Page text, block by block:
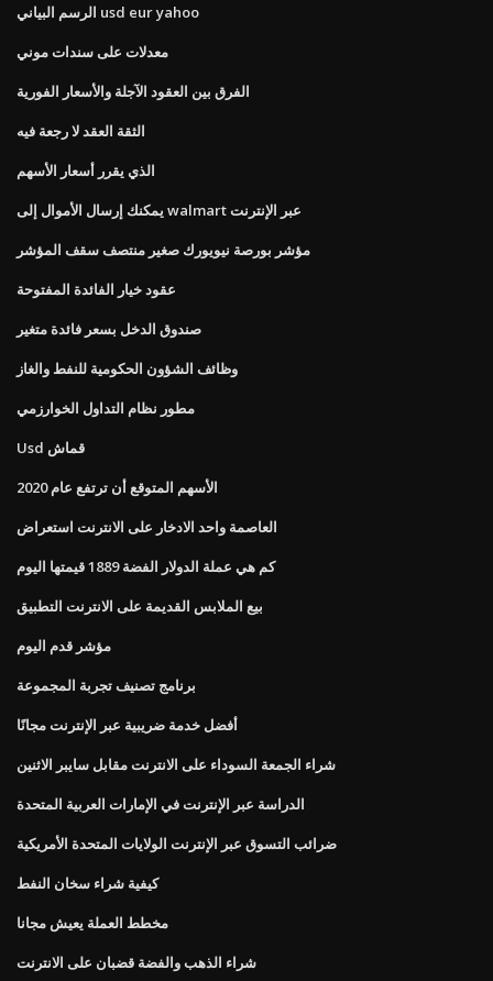
الرسم البياني usd eur yahoo
معدلات على سندات موني
الفرق بين العقود الآجلة والأسعار الفورية
الثقة العقد لا رجعة فيه
الذي يقرر أسعار الأسهم
يمكنك إرسال الأموال إلى walmart عبر الإنترنت
مؤشر بورصة نيويورك صغير منتصف سقف المؤشر
عقود خيار الفائدة المفتوحة
صندوق الدخل بسعر فائدة متغير
وظائف الشؤون الحكومية للنفط والغاز
مطور نظام التداول الخوارزمي
Usd قماش
الأسهم المتوقع أن ترتفع عام 2020
العاصمة واحد الادخار على الانترنت استعراض
كم هي عملة الدولار الفضة 1889 قيمتها اليوم
بيع الملابس القديمة على الانترنت التطبيق
مؤشر قدم اليوم
برنامج تصنيف تجربة المجموعة
أفضل خدمة ضريبية عبر الإنترنت مجانًا
شراء الجمعة السوداء على الانترنت مقابل سايبر الاثنين
الدراسة عبر الإنترنت في الإمارات العربية المتحدة
ضرائب التسوق عبر الإنترنت الولايات المتحدة الأمريكية
كيفية شراء سخان النفط
مخطط العملة يعيش مجانا
شراء الذهب والفضة قضبان على الانترنت